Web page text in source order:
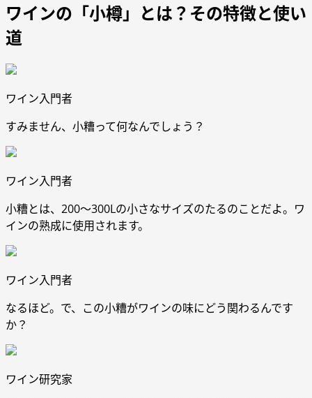
ワインの「小樽」とは？その特徴と使い
道
ワイン入門者
すみません、小糟って何なんでしょう？
ワイン入門者
小糟とは、200～300Lの小さなサイズのたるのことだよ。ワ
インの熟成に使用されます。
ワイン入門者
なるほど。で、この小糟がワインの味にどう関わるんです
か？
ワイン研究家